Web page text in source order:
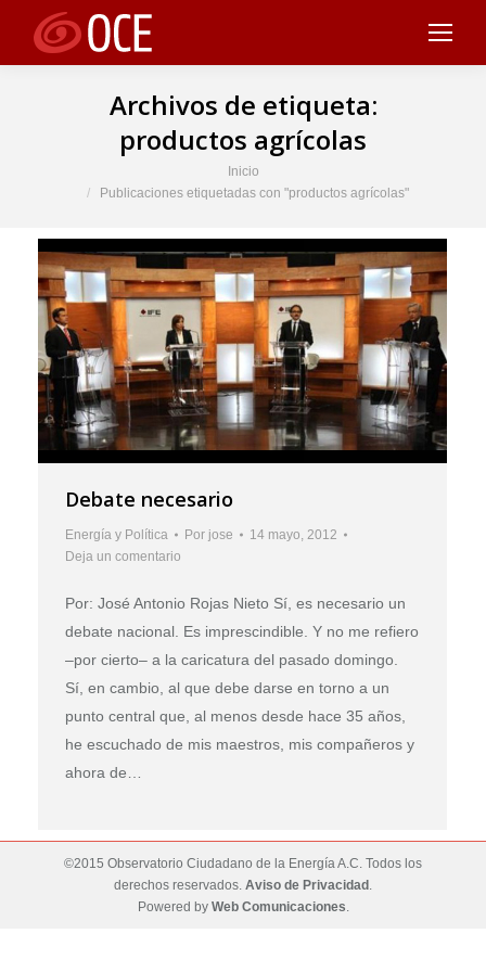
Archivos de etiqueta:
productos agrícolas
Inicio
Publicaciones etiquetadas con "productos agrícolas"
Debate necesario
Energía y Política Por jose
14 mayo, 2012
Deja un comentario
Por: José Antonio Rojas Nieto Sí, es necesario un
debate nacional. Es imprescindible. Y no me refiero
–por cierto– a la caricatura del pasado domingo.
Sí, en cambio, al que debe darse en torno a un
punto central que, al menos desde hace 35 años,
he escuchado de mis maestros, mis compañeros y
ahora de…
©2015 Observatorio Ciudadano de la Energía A.C. Todos los
derechos reservados. Aviso de Privacidad .
Powered by Web Comunicaciones.